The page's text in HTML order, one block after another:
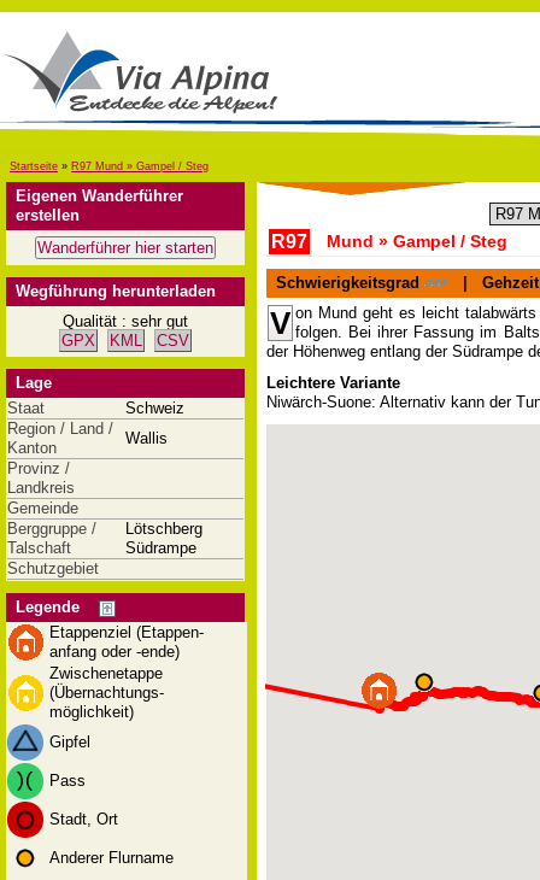
Startseite » R97 Mund » Gampel / Steg
Eigenen Wanderführer
erstellen
Wegführung herunterladen
Qualität : sehr gut
GPX
KML CSV
Lage
Staat
Schweiz
Region / Land /
Kanton
Wallis
Provinz /
Landkreis
Gemeinde
Berggruppe /
Talschaft
Lötschberg
Südrampe
Schutzgebiet
Legende
Etappenziel (Etappen-
anfang oder -ende)
Zwischenetappe
(Übernachtungs-
möglichkeit)
Gipfel
Pass
Stadt, Ort
Anderer Flurname
R97 Mund » Gampel / Steg
Schwierigkeitsgrad Gehzeit
V on Mund geht es leicht
folgen. Bei ihrer Fassung im
der Höhenweg entlang der Südrampe
Leichtere Variante
Niwärch-Suone: Alternativ kann der